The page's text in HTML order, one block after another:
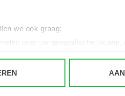
we ook graag:
over uw geografische
wijzigen of intrekken in de